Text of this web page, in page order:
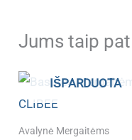
Jums taip
IŠPARDUOTA
Avalynė Mergaitėms